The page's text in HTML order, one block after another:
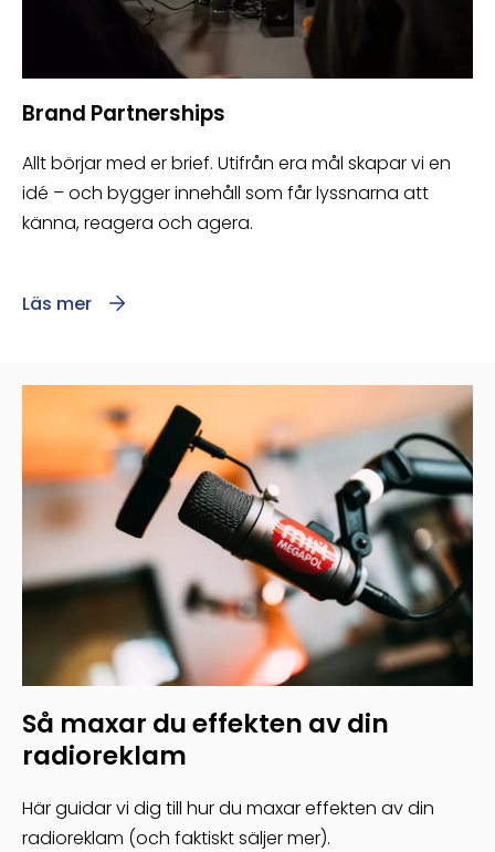
Brand Partnerships
Allt börjar med er brief. Utifrån era mål skapar vi en
idé – och bygger innehåll som får lyssnarna att
känna, reagera och agera.
Läs mer
Så maxar du effekten av din
radioreklam
Här guidar vi dig till hur du maxar effekten av din
radioreklam (och faktiskt säljer mer).